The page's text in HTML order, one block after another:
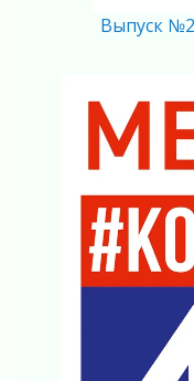
Пик
31 июля 2026
Ленинградцы —
31 июля 2026
Маршрутами
31 июля 2026
«Корвет» на
31 июля 2026
Правила для
С рабочим
Выпуск